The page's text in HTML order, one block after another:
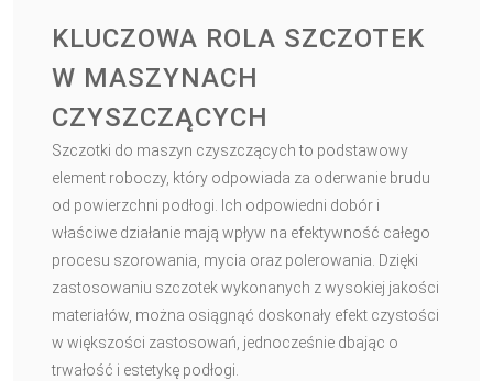
KLUCZOWA ROLA SZCZOTEK
W MASZYNACH
CZYSZCZĄCYCH
Szczotki do maszyn czyszczących to podstawowy
element roboczy, który odpowiada za oderwanie brudu
od powierzchni podłogi. Ich odpowiedni dobór i
właściwe działanie mają wpływ na efektywność całego
procesu szorowania, mycia oraz polerowania. Dzięki
zastosowaniu szczotek wykonanych z wysokiej jakości
materiałów, można osiągnąć doskonały efekt czystości
w większości zastosowań, jednocześnie dbając o
trwałość i estetykę podłogi.